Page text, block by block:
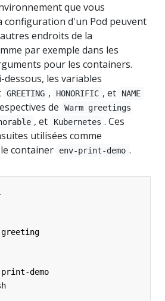
que vous
configuration d'un Pod peuvent
endroits de la
par exemple dans les
pour les containers.
dessous, les variables
GREETING , HONORIFIC , et NAME
de
Warm greetings
, et Kubernetes . Ces
utilisées comme
container
env-print-demo .
print-demo